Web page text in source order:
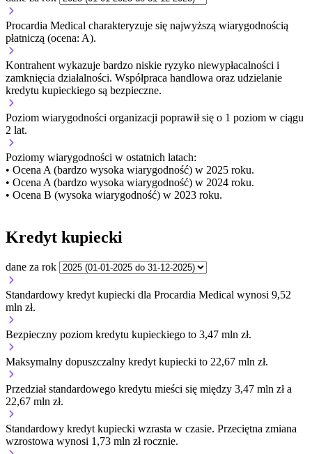
Procardia Medical charakteryzuje się najwyższą wiarygodnością
płatniczą (ocena: A).
Kontrahent wykazuje bardzo niskie ryzyko niewypłacalności i
zamknięcia działalności. Współpraca handlowa oraz udzielanie
kredytu kupieckiego są bezpieczne.
Poziom wiarygodności organizacji poprawił się o 1 poziom w ciągu
2 lat.
Poziomy wiarygodności w ostatnich latach:
• Ocena A (bardzo wysoka wiarygodność) w 2025 roku.
• Ocena A (bardzo wysoka wiarygodność) w 2024 roku.
• Ocena B (wysoka wiarygodność) w 2023 roku.
Kredyt kupiecki
dane za rok
Standardowy kredyt kupiecki dla Procardia Medical wynosi 9,52
mln zł.
Bezpieczny poziom kredytu kupieckiego to 3,47 mln zł.
Maksymalny dopuszczalny kredyt kupiecki to 22,67 mln zł.
Przedział standardowego kredytu mieści się między 3,47 mln zł a
22,67 mln zł.
Standardowy kredyt kupiecki wzrasta w czasie. Przeciętna zmiana
wzrostowa wynosi 1,73 mln zł rocznie.